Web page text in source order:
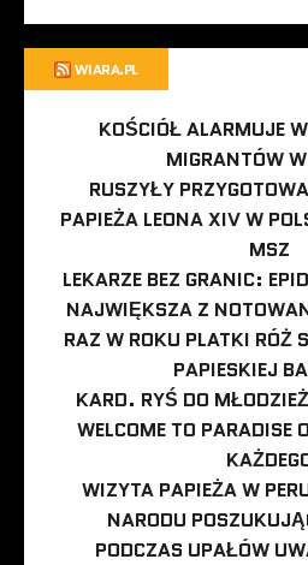
WIARA.PL
KOŚCIÓŁ ALARMUJE
MIGRANTÓW W
RUSZYŁY
PAPIEŻA LEONA XIV W
MSZ
LEKARZE BEZ GRANIC:
NAJWIĘKSZA Z
RAZ W ROKU PLATKI RÓŻ
PAPIESKIEJ
KARD. RYŚ DO
WELCOME TO PARADISE
WIZYTA PAPIEŻA W
NARODU
PODCZAS UPAŁÓW